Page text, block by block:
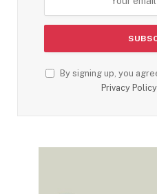
By signing up, you
Privacy Policy